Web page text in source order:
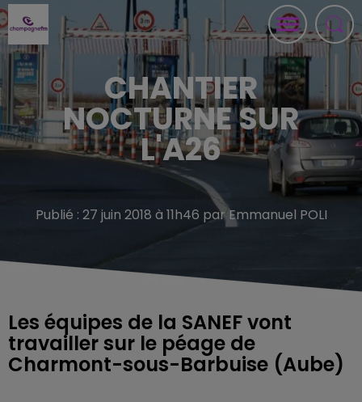
CHANTIER
NOCTURNE SUR
L'A26
Publié : 27 juin 2018 à 11h46 par Emmanuel POLI
Les équipes de la SANEF vont
travailler sur le péage de
Charmont-sous-Barbuise (Aube)